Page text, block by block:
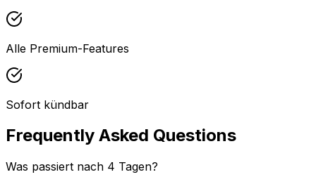
Alle Premium-Features
Sofort kündbar
Frequently Asked Questions
Was passiert nach 4 Tagen?